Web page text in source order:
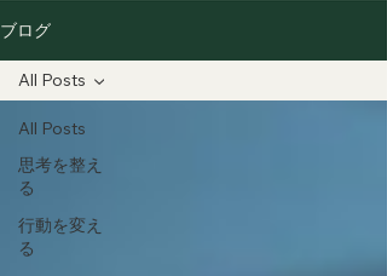
ブログ
All Posts
思考を整え
る
行動を変え
る
All Posts